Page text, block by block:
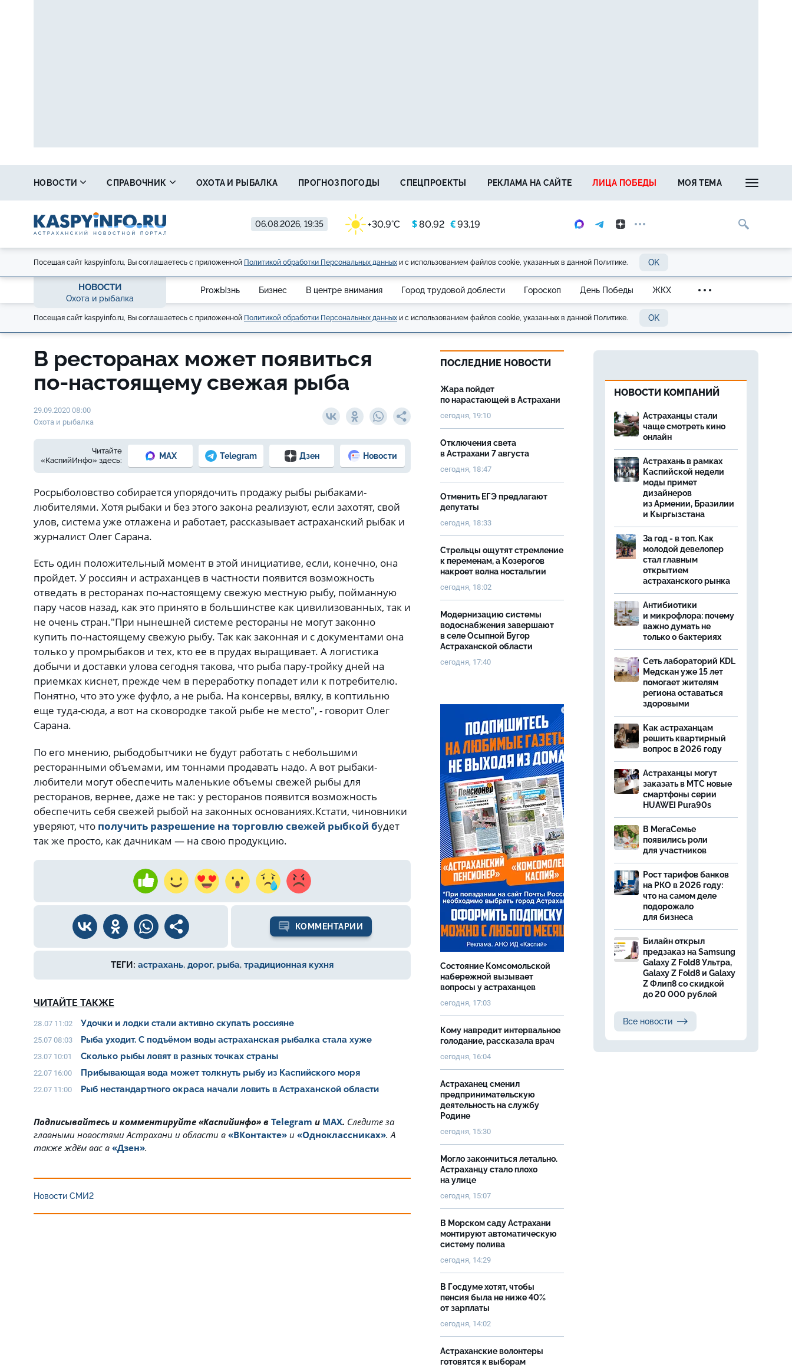
06.08.2026, 19:35 +30.9°C $80,92 €93,19
НОВОСТИ СПРАВОЧНИК ОХОТА И РЫБАЛКА ПРОГНОЗ ПОГОДЫ СПЕЦПРОЕКТЫ РЕКЛАМА НА САЙТЕ ЛИЦА ПОБЕДЫ МОЯ ТЕМА
Посещая сайт kaspyinfo.ru, Вы соглашаетесь с приложенной Политикой обработки Персональных данных и с использованием файлов cookie, указанных в данной Политике. OK
НОВОСТИ
Охота и рыбалка
ProжЫзнь Бизнес В центре внимания Город трудовой доблести Гороскоп День Победы ЖКХ
Посещая сайт kaspyinfo.ru, Вы соглашаетесь с приложенной Политикой обработки Персональных данных и с использованием файлов cookie, указанных в данной Политике. OK
В ресторанах может появиться
по-настоящему свежая рыба
29.09.2020 08:00
Охота и рыбалка
Читайте
«КаспийИнфо» здесь:
MAX Telegram Дзен Новости
Росрыболовство собирается упорядочить продажу рыбы рыбаками-
любителями. Хотя рыбаки и без этого закона реализуют, если захотят, свой
улов, система уже отлажена и работает, рассказывает астраханский рыбак и
журналист Олег Сарана.
Есть один положительный момент в этой инициативе, если, конечно, она
пройдет. У россиян и астраханцев в частности появится возможность
отведать в ресторанах по-настоящему свежую местную рыбу, пойманную
пару часов назад, как это принято в большинстве как цивилизованных, так и
не очень стран."При нынешней системе рестораны не могут законно
купить по-настоящему свежую рыбу. Так как законная и с документами она
только у промрыбаков и тех, кто ее в прудах выращивает. А логистика
добычи и доставки улова сегодня такова, что рыба пару-тройку дней на
приемках киснет, прежде чем в переработку попадет или к потребителю.
Понятно, что это уже фуфло, а не рыба. На консервы, вялку, в коптильню
еще туда-сюда, а вот на сковородке такой рыбе не место", - говорит Олег
Сарана.
По его мнению, рыбодобытчики не будут работать с небольшими
ресторанными объемами, им тоннами продавать надо. А вот рыбаки-
любители могут обеспечить маленькие объемы свежей рыбы для
ресторанов, вернее, даже не так: у ресторанов появится возможность
обеспечить себя свежей рыбой на законных основаниях.Кстати, чиновники
уверяют, что получить разрешение на торговлю свежей рыбкой будет
так же просто, как дачникам — на свою продукцию.
КОММЕНТАРИИ
ТЕГИ: астрахань, дорог, рыба, традиционная кухня
ЧИТАЙТЕ ТАКЖЕ
28.07 11:02 Удочки и лодки стали активно скупать россияне
25.07 08:03 Рыба уходит. С подъёмом воды астраханская рыбалка стала хуже
23.07 10:01 Сколько рыбы ловят в разных точках страны
22.07 16:00 Прибывающая вода может толкнуть рыбу из Каспийского моря
22.07 11:00 Рыб нестандартного окраса начали ловить в Астраханской области
Подписывайтесь и комментируйте «Каспийинфо» в Telegram и MAX. Cледите за
главными новостями Астрахани и области в «ВКонтакте» и «Одноклассниках». А
также ждём вас в «Дзен».
Новости СМИ2
ПОСЛЕДНИЕ НОВОСТИ
Жара пойдет
по нарастающей в Астрахани
сегодня, 19:10
Отключения света
в Астрахани 7 августа
сегодня, 18:47
Отменить ЕГЭ предлагают
депутаты
сегодня, 18:33
Стрельцы ощутят стремление
к переменам, а Козерогов
накроет волна ностальгии
сегодня, 18:02
Модернизацию системы
водоснабжения завершают
в селе Осыпной Бугор
Астраханской области
сегодня, 17:40
Состояние Комсомольской
набережной вызывает
вопросы у астраханцев
сегодня, 17:03
Кому навредит интервальное
голодание, рассказала врач
сегодня, 16:04
Астраханец сменил
предпринимательскую
деятельность на службу
Родине
сегодня, 15:30
Могло закончиться летально.
Астраханцу стало плохо
на улице
сегодня, 15:07
В Морском саду Астрахани
монтируют автоматическую
систему полива
сегодня, 14:29
В Госдуме хотят, чтобы
пенсия была не ниже 40%
от зарплаты
сегодня, 14:02
Астраханские волонтеры
готовятся к выборам
НОВОСТИ КОМПАНИЙ
Астраханцы стали
чаще смотреть кино
онлайн
Астрахань в рамках
Каспийской недели
моды примет
дизайнеров
из Армении, Бразилии
и Кыргызстана
За год - в топ. Как
молодой девелопер
стал главным
открытием
астраханского рынка
Антибиотики
и микрофлора: почему
важно думать не
только о бактериях
Сеть лабораторий KDL
Медскан уже 15 лет
помогает жителям
региона оставаться
здоровыми
Как астраханцам
решить квартирный
вопрос в 2026 году
Астраханцы могут
заказать в МТС новые
смартфоны серии
HUAWEI Pura90s
В МегаСемье
появились роли
для участников
Рост тарифов банков
на РКО в 2026 году:
что на самом деле
подорожало
для бизнеса
Билайн открыл
предзаказ на Samsung
Galaxy Z Fold8 Ультра,
Galaxy Z Fold8 и Galaxy
Z Флип8 со скидкой
до 20 000 рублей
Все новости